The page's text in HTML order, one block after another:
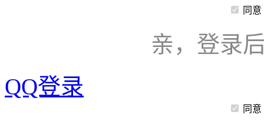
同意
亲，登录
QQ登录
同意